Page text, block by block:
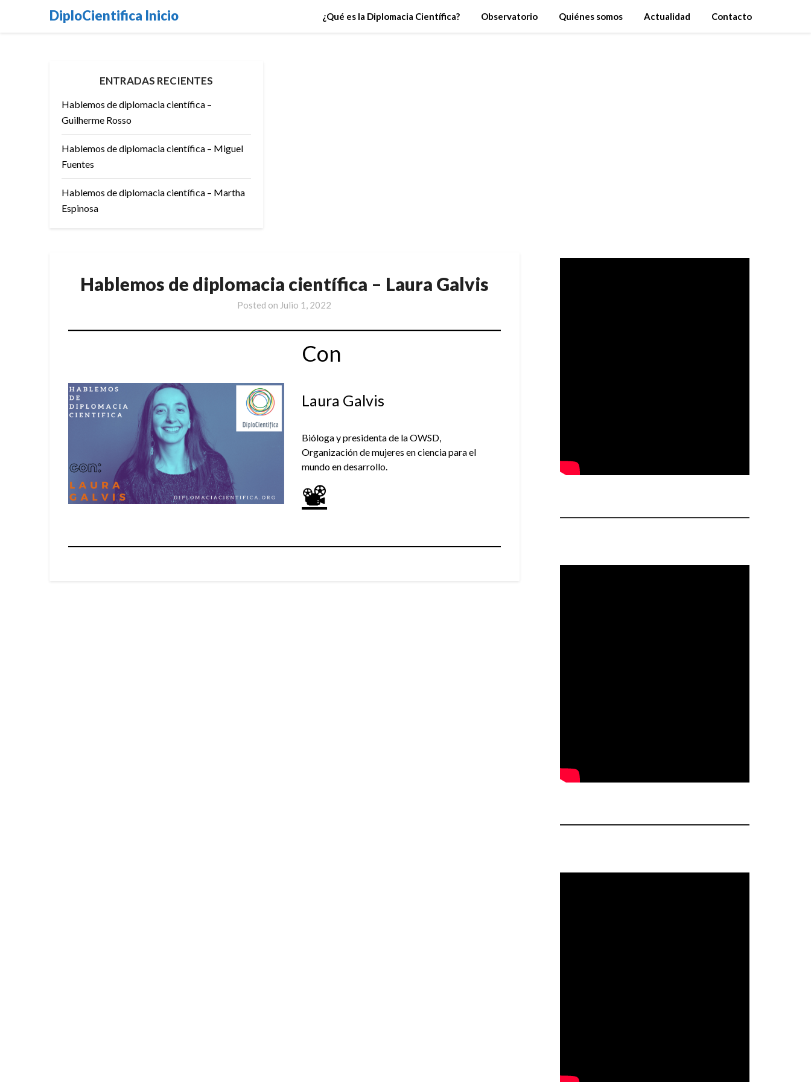
DiploCientifica Inicio ¿Qué es la Diplomacia Científica? Observatorio Quiénes somos Actualidad Contacto
ENTRADAS RECIENTES
Hablemos de diplomacia científica –
Guilherme Rosso
Hablemos de diplomacia científica – Miguel
Fuentes
Hablemos de diplomacia científica – Martha
Espinosa
Hablemos de diplomacia científica – Laura Galvis
Posted on Julio 1, 2022
Con
Laura Galvis
Bióloga y presidenta de la OWSD,
Organización de mujeres en ciencia para el
mundo en desarrollo.
📽